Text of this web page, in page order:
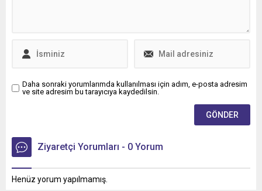
Daha sonraki yorumlarımda kullanılması için adım, e-posta adresim
ve site adresim bu tarayıcıya kaydedilsin.
Ziyaretçi Yorumları - 0 Yorum
Henüz yorum yapılmamış.